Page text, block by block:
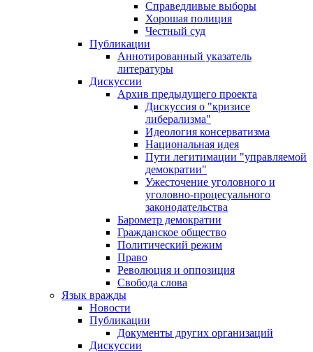
Справедливые выборы
Хорошая полиция
Честный суд
Публикации
Аннотированный указатель
литературы
Дискуссии
Архив предыдущего проекта
Дискуссия о "кризисе
либерализма"
Идеология консерватизма
Национальная идея
Пути легитимации "управляемой
демократии"
Ужесточение уголовного и
уголовно-процесуального
законодательства
Барометр демократии
Гражданское общество
Политический режим
Право
Революция и оппозиция
Свобода слова
Язык вражды
Новости
Публикации
Документы других организаций
Дискуссии